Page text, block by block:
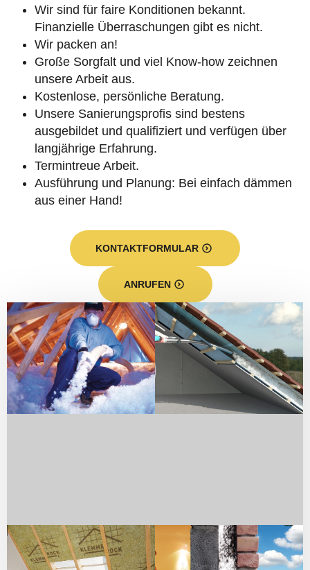
Wir sind für faire Konditionen bekannt.
Finanzielle Überraschungen gibt es nicht.
Wir packen an!
Große Sorgfalt und viel Know-how zeichnen
unsere Arbeit aus.
Kostenlose, persönliche Beratung.
Unsere Sanierungsprofis sind bestens
ausgebildet und qualifiziert und verfügen über
langjährige Erfahrung.
Termintreue Arbeit.
Ausführung und Planung: Bei einfach dämmen
aus einer Hand!
KONTAKTFORMULAR
ANRUFEN